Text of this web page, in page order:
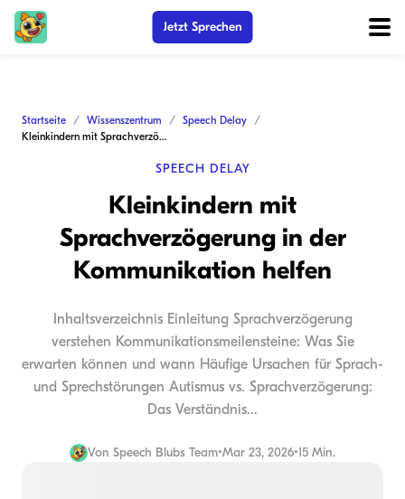
Jetzt Sprechen
Startseite Wissenszentrum
Speech Delay
Kleinkindern mit Sprachverzögerung in der Kommunikation helfen
SPEECH DELAY
Kleinkindern mit
Sprachverzögerung in der
Kommunikation helfen
Inhaltsverzeichnis Einleitung Sprachverzögerung
verstehen Kommunikationsmeilensteine: Was Sie
erwarten können und wann Häufige Ursachen für Sprach-
und Sprechstörungen Autismus vs. Sprachverzögerung:
Das Verständnis...
Von Speech Blubs Team•Mar 23, 2026•15 Min.